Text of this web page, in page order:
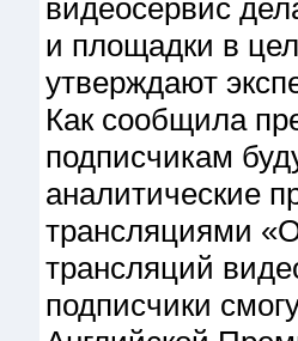
видеосервис
и площадки в
утверждают
Как сообщила
подписчикам
аналитические
трансляциями
трансляций
подписчики